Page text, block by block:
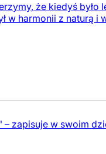
że kiedyś było
w harmonii z naturą i
– zapisuje w swoim